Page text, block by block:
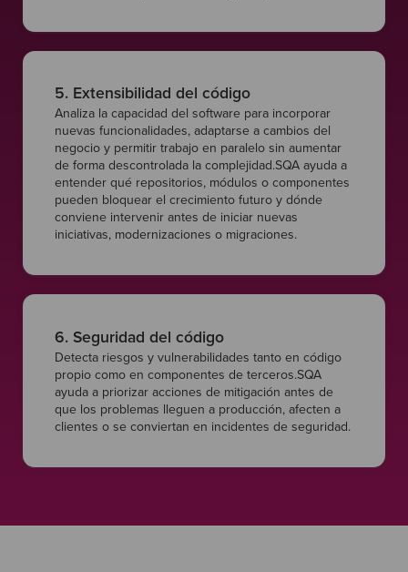
5. Extensibilidad del código
Analiza la capacidad del software para incorporar
nuevas funcionalidades, adaptarse a cambios del
negocio y permitir trabajo en paralelo sin aumentar
de forma descontrolada la complejidad.SQA ayuda a
entender qué repositorios, módulos o componentes
pueden bloquear el crecimiento futuro y dónde
conviene intervenir antes de iniciar nuevas
iniciativas, modernizaciones o migraciones.
6. Seguridad del código
Detecta riesgos y vulnerabilidades tanto en código
propio como en componentes de terceros.SQA
ayuda a priorizar acciones de mitigación antes de
que los problemas lleguen a producción, afecten a
clientes o se conviertan en incidentes de seguridad.